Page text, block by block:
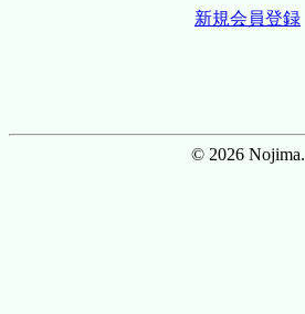
新規会員登録
© 2026 Nojima.